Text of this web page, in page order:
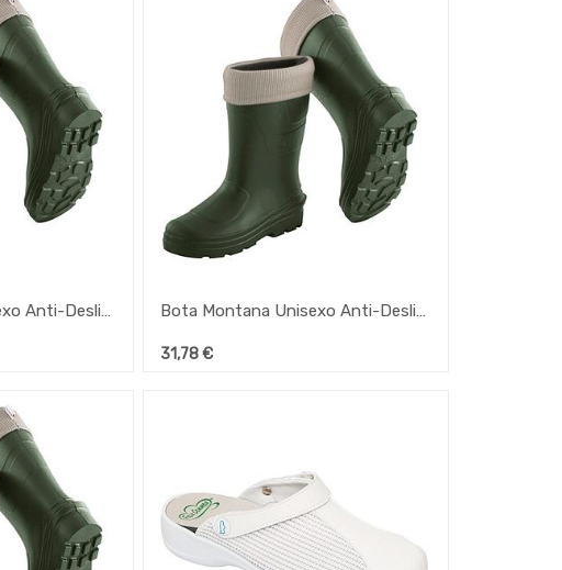
Bota Montana Unisexo Anti-Deslizantes Nº39 Bota Montana Unisexo Anti-Deslizantes Nº38
31,78€